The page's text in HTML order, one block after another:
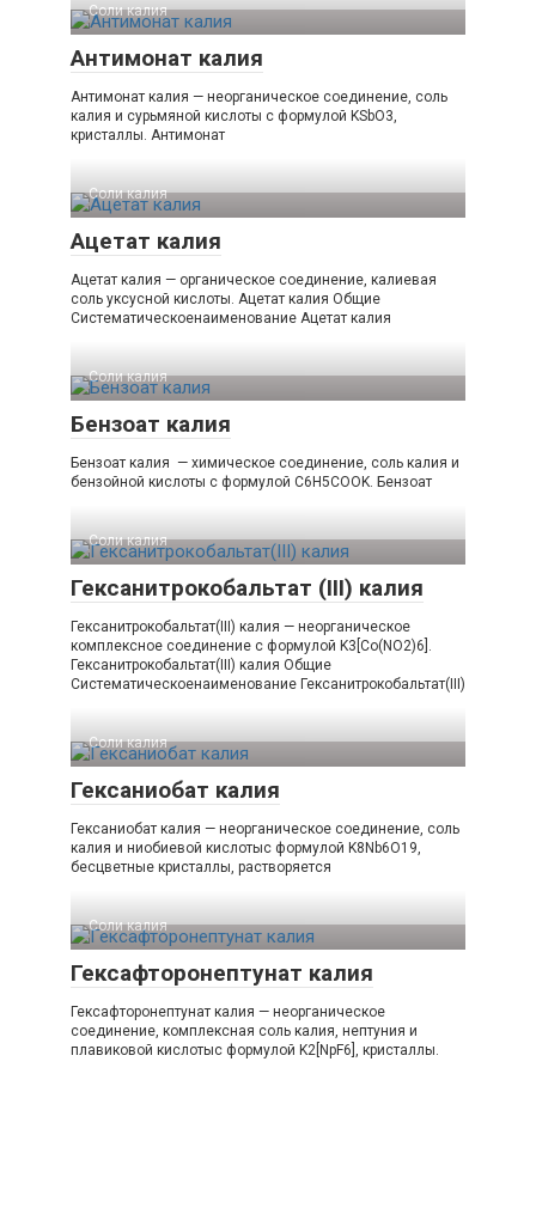
Соли калия‎
Антимонат калия
Антимонат калия — неорганическое соединение, соль
калия и сурьмяной кислоты с формулой KSbO3,
кристаллы. Антимонат
Соли калия‎
Ацетат калия
Ацетат калия — органическое соединение, калиевая
соль уксусной кислоты. Ацетат калия Общие
Систематическоенаименование Ацетат калия
Соли калия‎
Бензоат калия
Бензоат калия — химическое соединение, соль калия и
бензойной кислоты с формулой C6H5COOK. Бензоат
Соли калия‎
Гексанитрокобальтат (III) калия
Гексанитрокобальтат(III) калия — неорганическое
комплексное соединение с формулой K3[Co(NO2)6].
Гексанитрокобальтат​(III)​ калия Общие
Систематическоенаименование Гексанитрокобальтат​(III)​
Соли калия‎
Гексаниобат калия
Гексаниобат калия — неорганическое соединение, соль
калия и ниобиевой кислотыс формулой K8Nb6O19,
бесцветные кристаллы, растворяется
Соли калия‎
Гексафторонептунат калия
Гексафторонептунат калия — неорганическое
соединение, комплексная соль калия, нептуния и
плавиковой кислотыс формулой K2[NpF6], кристаллы.